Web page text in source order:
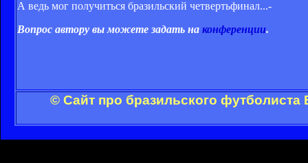
А ведь мог получиться бразильский четвертьфинал...-
Вопрос автору вы можете задать на конференции.
© Сайт про бразильского